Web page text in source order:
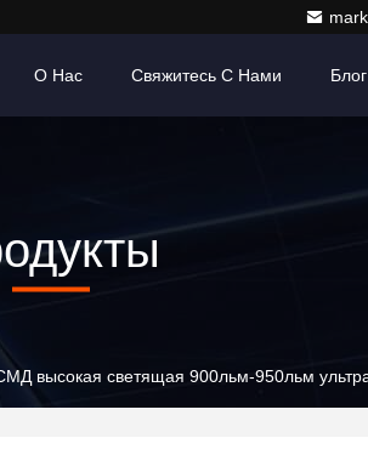
О Нас Свяжитесь С Нами Блог
высокая светящая 900льм-950льм